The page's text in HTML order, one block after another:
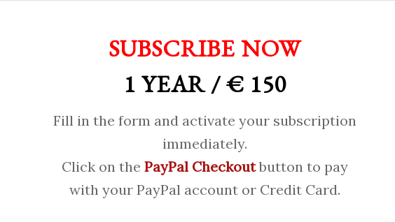
SUBSCRIBE NOW
1 YEAR / € 150
Fill in the form and activate your subscription
immediately.
Click on the PayPal Checkoutbutton to pay
with your PayPal account or Credit Card.